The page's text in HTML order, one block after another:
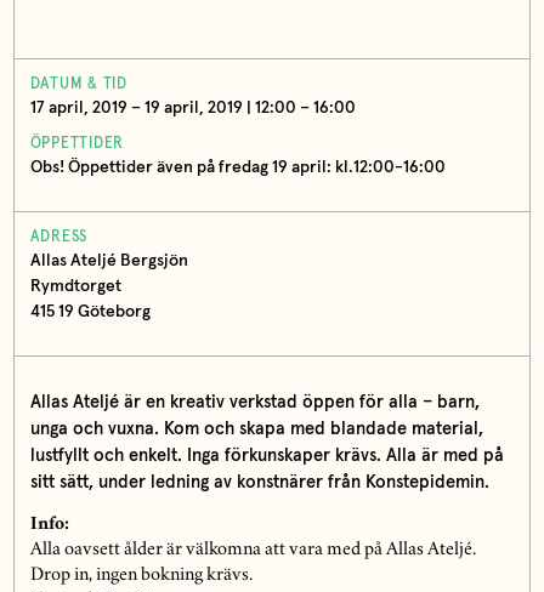
DATUM & TID
17 april, 2019 – 19 april, 2019 | 12:00 – 16:00
ÖPPETTIDER
Obs! Öppettider även på fredag 19 april: kl.12:00-16:00
ADRESS
Allas Ateljé Bergsjön
Rymdtorget
415 19 Göteborg
Allas Ateljé är en kreativ verkstad öppen för alla – barn,
unga och vuxna. Kom och skapa med blandade material,
lustfyllt och enkelt. Inga förkunskaper krävs. Alla är med på
sitt sätt, under ledning av konstnärer från Konstepidemin.
Info:
Alla oavsett ålder är välkomna att vara med på Allas Ateljé.
Drop in, ingen bokning krävs.